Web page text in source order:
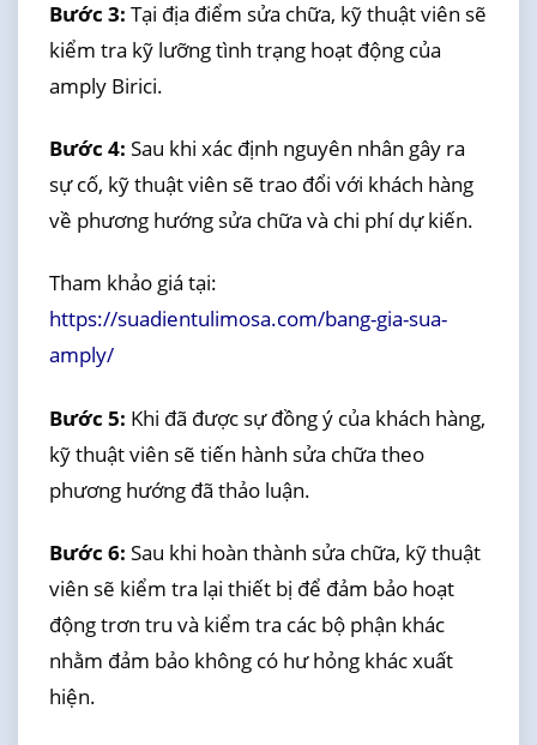
Bước 3: Tại địa điểm sửa chữa, kỹ thuật viên sẽ
kiểm tra kỹ lưỡng tình trạng hoạt động của
amply Birici.
Bước 4: Sau khi xác định nguyên nhân gây ra
sự cố, kỹ thuật viên sẽ trao đổi với khách hàng
về phương hướng sửa chữa và chi phí dự kiến.
Tham khảo giá tại:
https://suadientulimosa.com/bang-gia-sua-
amply/
Bước 5: Khi đã được sự đồng ý của khách hàng,
kỹ thuật viên sẽ tiến hành sửa chữa theo
phương hướng đã thảo luận.
Bước 6: Sau khi hoàn thành sửa chữa, kỹ thuật
viên sẽ kiểm tra lại thiết bị để đảm bảo hoạt
động trơn tru và kiểm tra các bộ phận khác
nhằm đảm bảo không có hư hỏng khác xuất
hiện.